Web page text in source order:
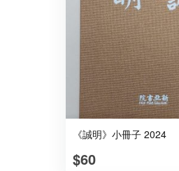
《誠明》小冊子 2024
$60